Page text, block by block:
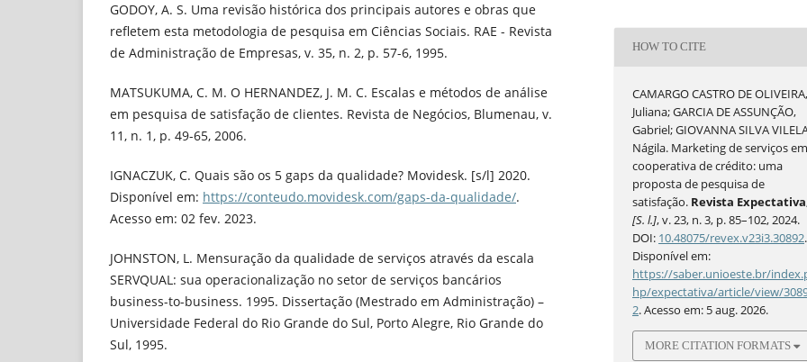
GODOY, A. S. Uma revisão histórica dos principais autores e obras que
refletem esta metodologia de pesquisa em Ciências Sociais. RAE - Revista
de Administração de Empresas, v. 35, n. 2, p. 57-6, 1995.
MATSUKUMA, C. M. O HERNANDEZ, J. M. C. Escalas e métodos de análise
em pesquisa de satisfação de clientes. Revista de Negócios, Blumenau, v.
11, n. 1, p. 49-65, 2006.
IGNACZUK, C. Quais são os 5 gaps da qualidade? Movidesk. [s/l] 2020.
Disponível em: https://conteudo.movidesk.com/gaps-da-qualidade/.
Acesso em: 02 fev. 2023.
JOHNSTON, L. Mensuração da qualidade de serviços através da escala
SERVQUAL: sua operacionalização no setor de serviços bancários
business-to-business. 1995. Dissertação (Mestrado em Administração) –
Universidade Federal do Rio Grande do Sul, Porto Alegre, Rio Grande do
Sul, 1995.
HOW TO CITE
CAMARGO CASTRO DE OLIVEIRA,
Juliana; GARCIA DE ASSUNÇÃO,
Gabriel; GIOVANNA SILVA
Nágila. Marketing de serviços em
cooperativa de crédito: uma
proposta de pesquisa de
satisfação. Revista Expectativa
[S. l.], v. 23, n. 3, p. 85–102, 2024.
DOI: 10.48075/revex.v23i3.30892.
Disponível em:
https://saber.unioeste.br/
hp/expectativa/article/view/
2. Acesso em: 5 aug. 2026.
MORE CITATION FORMATS